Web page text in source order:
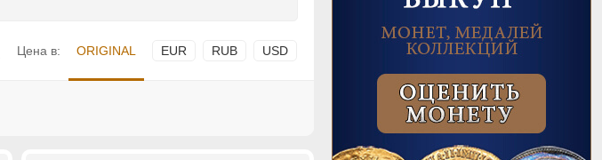
Цена в: ORIGINAL EUR RUB USD